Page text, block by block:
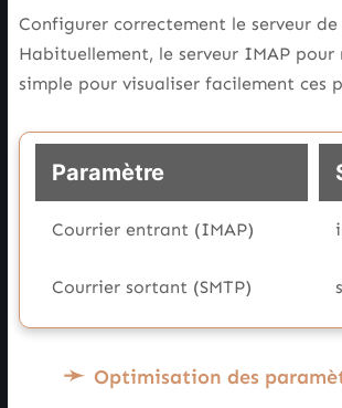
Configurer correctement le serveur
Habituellement, le serveur IMAP
simple pour visualiser facilement ces
Paramètre
Courrier entrant (IMAP)
Courrier sortant (SMTP)
Optimisation des